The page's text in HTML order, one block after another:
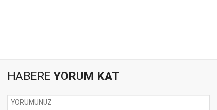
HABERE YORUM KAT